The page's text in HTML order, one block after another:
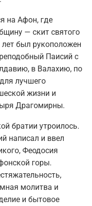
на Афон, где
— скит святого
лет был рукоположен
Паисий с
в Валахию, по
лучшего
жизни и
Драгомирны.
братии утроилось.
написал и ввел
Феодосия
горы.
молитва и
и бытовое